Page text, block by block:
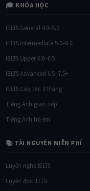
🎓 KHÓA HỌC
IELTS General 4.0–5.0
IELTS Intermediate 5.0–6.0
IELTS Upper 6.0–6.5
IELTS Advanced 6.5–7.5+
IELTS Cấp tốc 3 tháng
Tiếng Anh giao tiếp
Tiếng Anh trẻ em
📚 TÀI NGUYÊN MIỄN PHÍ
Luyện nghe IELTS
Luyện đọc IELTS